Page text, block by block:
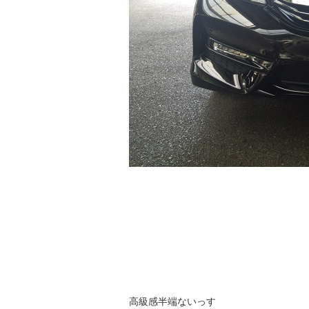
高級感半端ないっす